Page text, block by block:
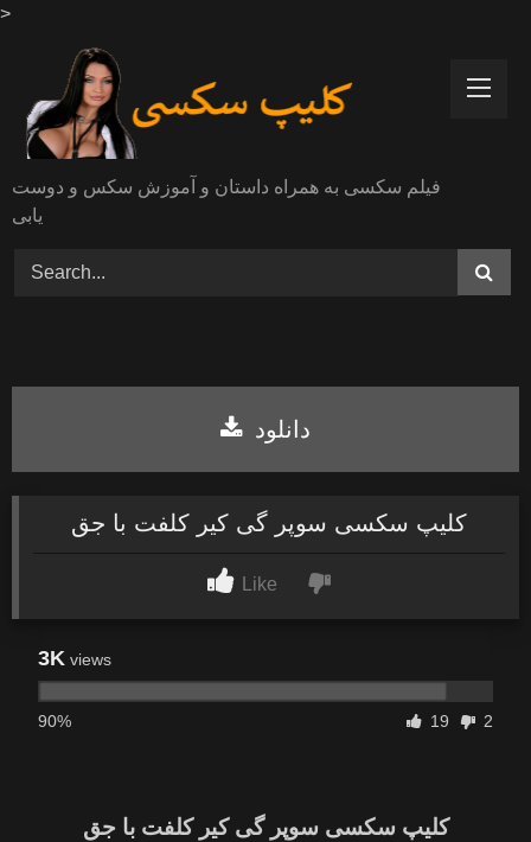
>
content
فیلم سکسی به همراه داستان و آموزش سکس و دوست
یابی
دانلود
کلیپ سکسی سوپر گی کیر کلفت با جق
Like
3K views
90% 19 2
کلیپ سکسی سوپر گی کیر کلفت با جق